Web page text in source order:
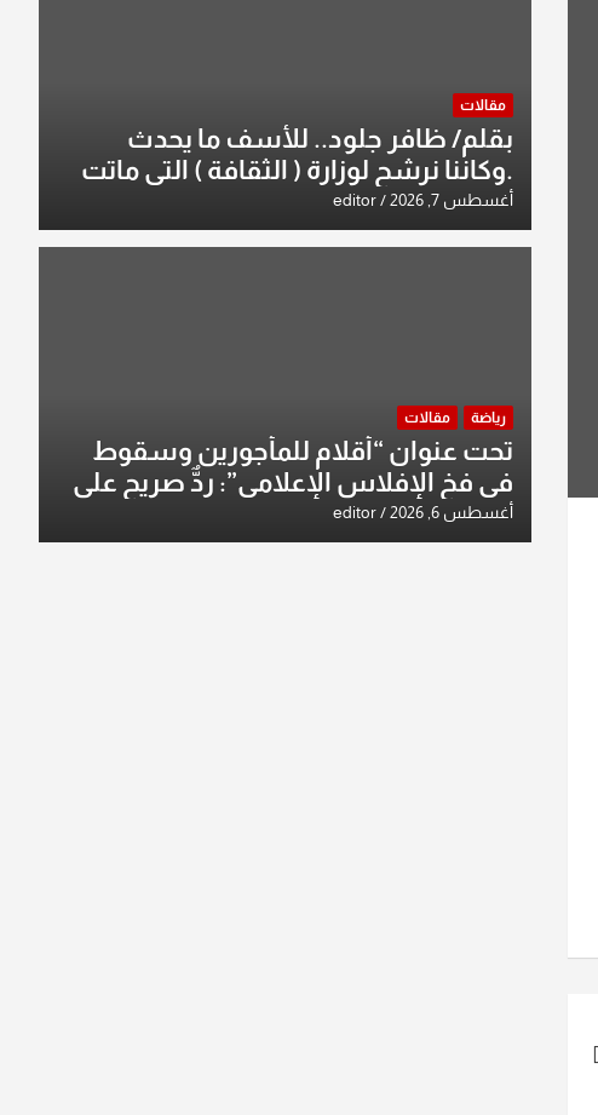
مقالات
بقلم/ ظافر جلود.. للأسف ما يحدث
.وكاننا نرشح لوزارة ( الثقافة ) التي ماتت
من زمان وزير يمثلها من النخبة والإرث
العظيم للثقافة العراقية..
أغسطس 7, 2026 editor
رياضة مقالات
تحت عنوان “أقلام للمأجورين وسقوط
في فخ الإفلاس الإعلامي”: ردٌّ صريح على
افتراءات سمير الشكرجي
أغسطس 6, 2026 editor